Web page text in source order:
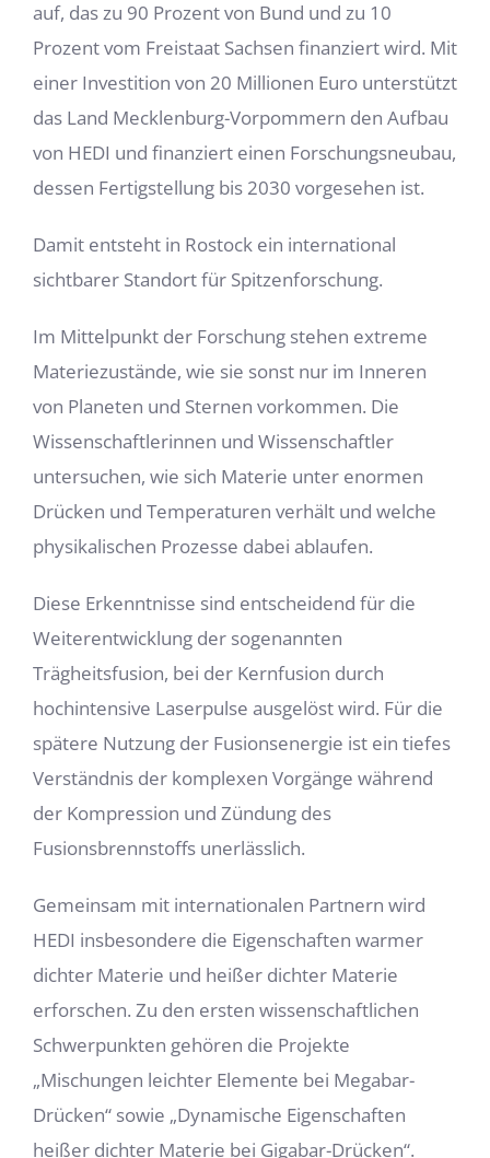
auf, das zu 90 Prozent von Bund und zu 10
Prozent vom Freistaat Sachsen finanziert wird. Mit
einer Investition von 20 Millionen Euro unterstützt
das Land Mecklenburg-Vorpommern den Aufbau
von HEDI und finanziert einen Forschungsneubau,
dessen Fertigstellung bis 2030 vorgesehen ist.
Damit entsteht in Rostock ein international
sichtbarer Standort für Spitzenforschung.
Im Mittelpunkt der Forschung stehen extreme
Materiezustände, wie sie sonst nur im Inneren
von Planeten und Sternen vorkommen. Die
Wissenschaftlerinnen und Wissenschaftler
untersuchen, wie sich Materie unter enormen
Drücken und Temperaturen verhält und welche
physikalischen Prozesse dabei ablaufen.
Diese Erkenntnisse sind entscheidend für die
Weiterentwicklung der sogenannten
Trägheitsfusion, bei der Kernfusion durch
hochintensive Laserpulse ausgelöst wird. Für die
spätere Nutzung der Fusionsenergie ist ein tiefes
Verständnis der komplexen Vorgänge während
der Kompression und Zündung des
Fusionsbrennstoffs unerlässlich.
Gemeinsam mit internationalen Partnern wird
HEDI insbesondere die Eigenschaften warmer
dichter Materie und heißer dichter Materie
erforschen. Zu den ersten wissenschaftlichen
Schwerpunkten gehören die Projekte
„Mischungen leichter Elemente bei Megabar-
Drücken“ sowie „Dynamische Eigenschaften
heißer dichter Materie bei Gigabar-Drücken“.